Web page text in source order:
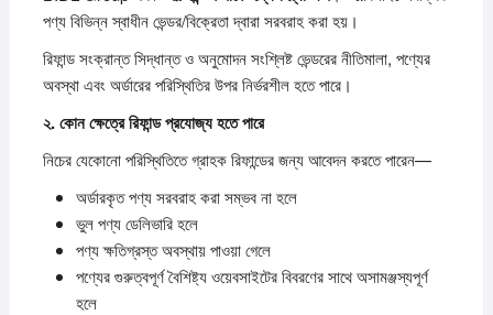
পণ্য বিভিন্ন স্বাধীন ভেন্ডর/বিক্রেতা দ্বারা সরবরাহ করা হয়।
রিফান্ড সংক্রান্ত সিদ্ধান্ত ও অনুমোদন সংশ্লিষ্ট ভেন্ডরের নীতিমালা, পণ্যের
অবস্থা এবং অর্ডারের পরিস্থিতির উপর নির্ভরশীল হতে পারে।
২.কোনক্ষেত্রেরিফান্ডপ্রযোজ্যহতেপারে
নিচের যেকোনো পরিস্থিতিতে গ্রাহক রিফান্ডের জন্য আবেদন করতে পারেন—
অর্ডারকৃত পণ্য সরবরাহ করা সম্ভব না হলে
ভুল পণ্য ডেলিভারি হলে
পণ্য ক্ষতিগ্রস্ত অবস্থায় পাওয়া গেলে
পণ্যের গুরুত্বপূর্ণ বৈশিষ্ট্য ওয়েবসাইটের বিবরণের সাথে অসামঞ্জস্যপূর্ণ
হলে